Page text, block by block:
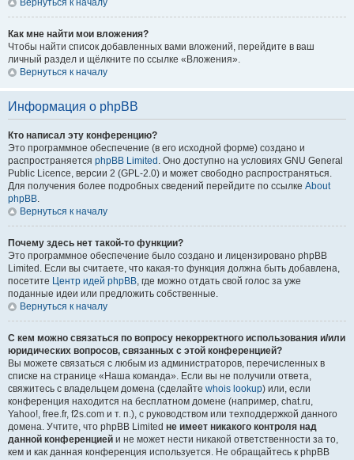
Вернуться к началу
Как мне найти мои вложения?
Чтобы найти список добавленных вами вложений, перейдите в ваш
личный раздел и щёлкните по ссылке «Вложения».
Вернуться к началу
Информация о phpBB
Кто написал эту конференцию?
Это программное обеспечение (в его исходной форме) создано и
распространяется phpBB Limited . Оно доступно на условиях GNU General
Public Licence, версии 2 (GPL-2.0) и может свободно распространяться.
Для получения более подробных сведений перейдите по ссылке About
phpBB.
Вернуться к началу
Почему здесь нет такой-то функции?
Это программное обеспечение было создано и лицензировано phpBB
Limited. Если вы считаете, что какая-то функция должна быть добавлена,
посетите Центр идей phpBB, где можно отдать свой голос за уже
поданные идеи или предложить собственные.
Вернуться к началу
С кем можно связаться по вопросу некорректного использования и/или
юридических вопросов, связанных с этой конференцией?
Вы можете связаться с любым из администраторов, перечисленных в
списке на странице «Наша команда». Если вы не получили ответа,
свяжитесь с владельцем домена (сделайте whois lookup) или, если
конференция находится на бесплатном домене (например, chat.ru,
Yahoo!, free.fr, f2s.com и т. п.), с руководством или техподдержкой данного
домена. Учтите, что phpBB Limited не имеет никакого контроля над
данной конференцией и не может нести никакой ответственности за то,
кем и как данная конференция используется. Не обращайтесь к phpBB